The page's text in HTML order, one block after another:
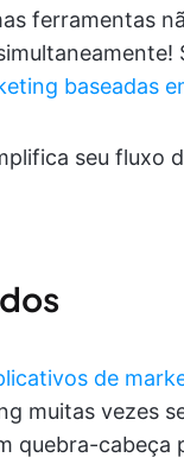
ferramentas
baseadas
seu fluxo
de
muitas vezes
quebra-cabeça